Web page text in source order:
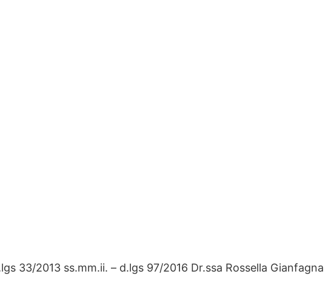
33/2013 ss.mm.ii. – d.lgs 97/2016 Dr.ssa Rossella Gianfagna